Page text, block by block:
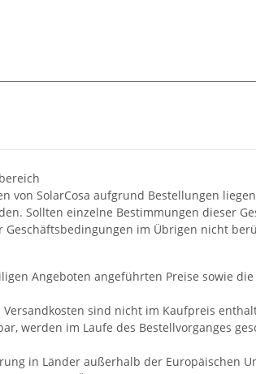
von SolarCosa aufgrund Bestellungen
Sollten einzelne Bestimmungen dieser
Geschäftsbedingungen im Übrigen nicht
Angeboten angeführten Preise sowie
Versandkosten sind nicht im Kaufpreis
werden im Laufe des Bestellvorganges
in Länder außerhalb der Europäischen